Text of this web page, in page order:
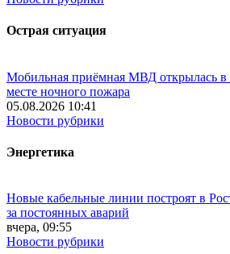
Острая ситуация
Мобильная приёмная МВД открылась
месте ночного пожара
05.08.2026 10:41
Новости рубрики
Энергетика
Новые кабельные линии построят в
за постоянных аварий
вчера, 09:55
Новости рубрики